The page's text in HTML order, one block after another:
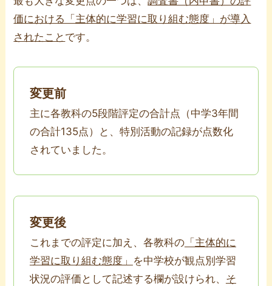
価における「主体的に学習に取り組む態度」が導入
されたこと です。
変更前
主に各教科の5段階評定の合計点（中学3年間
の合計135点）と、特別活動の記録が点数化
されていました。
変更後
これまでの評定に加え、各教科の「主体的に
学習に取り組む態度」 を中学校が観点別学習
状況の評価として記述する欄が設けられ、 そ